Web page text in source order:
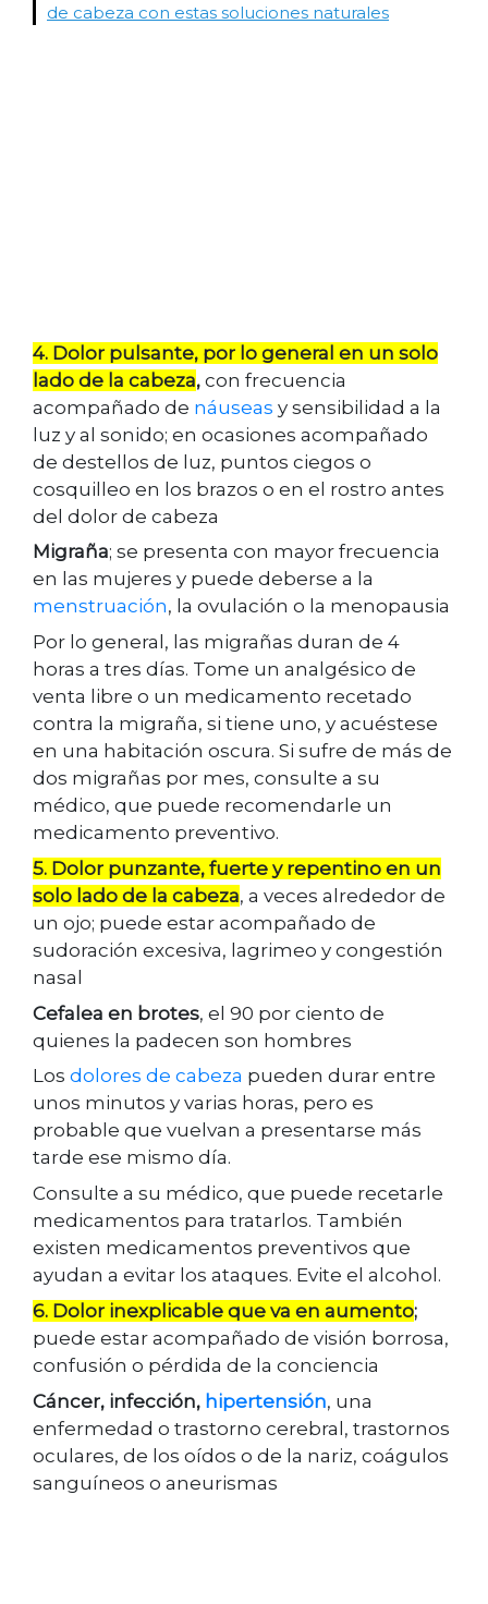
de cabeza con estas soluciones naturales
4. Dolor pulsante, por lo general en un solo
lado de la cabeza, con frecuencia
acompañado de náuseas y sensibilidad a la
luz y al sonido; en ocasiones acompañado
de destellos de luz, puntos ciegos o
cosquilleo en los brazos o en el rostro antes
del dolor de cabeza
Migraña; se presenta con mayor frecuencia
en las mujeres y puede deberse a la
menstruación, la ovulación o la menopausia
Por lo general, las migrañas duran de 4
horas a tres días. Tome un analgésico de
venta libre o un medicamento recetado
contra la migraña, si tiene uno, y acuéstese
en una habitación oscura. Si sufre de más de
dos migrañas por mes, consulte a su
médico, que puede recomendarle un
medicamento preventivo.
5. Dolor punzante, fuerte y repentino en un
solo lado de la cabeza, a veces alrededor de
un ojo; puede estar acompañado de
sudoración excesiva, lagrimeo y congestión
nasal
Cefalea en brotes, el 90 por ciento de
quienes la padecen son hombres
Los dolores de cabeza pueden durar entre
unos minutos y varias horas, pero es
probable que vuelvan a presentarse más
tarde ese mismo día.
Consulte a su médico, que puede recetarle
medicamentos para tratarlos. También
existen medicamentos preventivos que
ayudan a evitar los ataques. Evite el alcohol.
6. Dolor inexplicable que va en aumento;
puede estar acompañado de visión borrosa,
confusión o pérdida de la conciencia
Cáncer, infección, hipertensión, una
enfermedad o trastorno cerebral, trastornos
oculares, de los oídos o de la nariz, coágulos
sanguíneos o aneurismas